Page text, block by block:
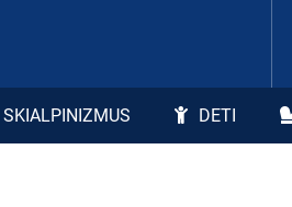
SKIALPINIZMUS DETI